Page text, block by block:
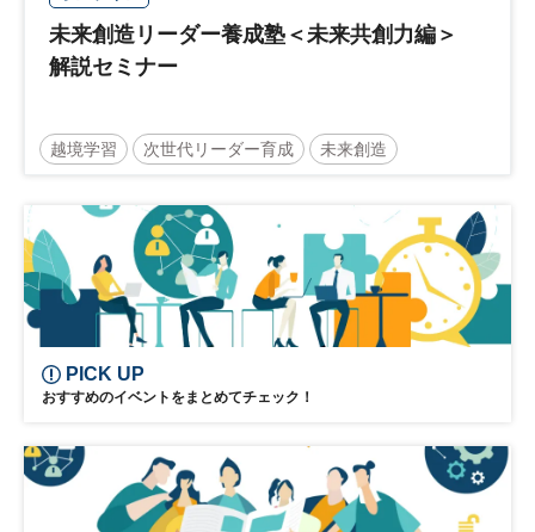
未来創造リーダー養成塾＜未来共創力編＞
解説セミナー
越境学習 次世代リーダー育成 未来創造
リーダーシップ 新規事業
PICK UP
おすすめのイベントをまとめてチェック！